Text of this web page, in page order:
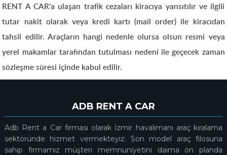
RENT A CAR'a ulaşan trafik cezaları kiracıya yansıtılır ve ilgili
tutar nakit olarak veya kredi kartı (mail order) ile kiracıdan
tahsil edilir. Araçların hangi nedenle olursa olsun resmi veya
yerel makamlar tarafından tutulması nedeni ile geçecek zaman
sözleşme süresi içinde kabul edilir.
ADB RENT A CAR
Adb Rent a Car firması olarak İzmir havalimanı araç kiralama
sektöründe hizmet vermekteyiz. Son model araç filosuna
sahip firmamız müşteri memnuniyetini daima ön planda